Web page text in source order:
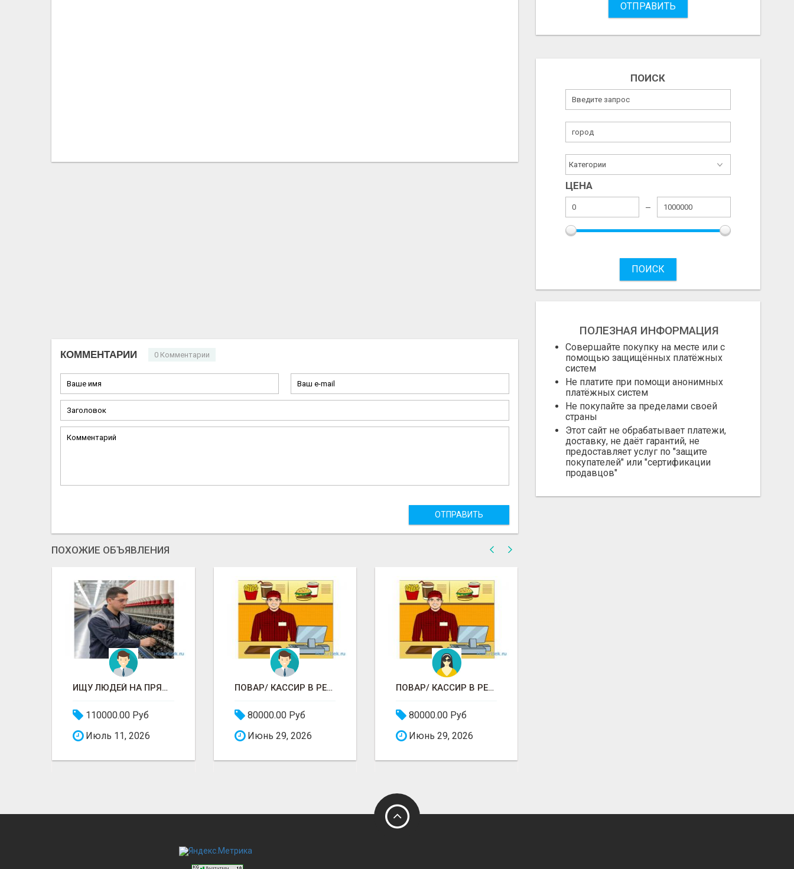
КОММЕНТАРИИ 0 Комментарии
ОТПРАВИТЬ
ПОХОЖИЕ ОБЪЯВЛЕНИЯ
ИЩУ ЛЮДЕЙ НА ПРЯДИЛЬНОЕ ПРОИЗВОДСТВО В ЖИЛИНО-2 (ЛЮБЕРЦЫ), ФАБРИКА «ПЕХОРСКИЙ ТЕКСТИЛЬ»
110000.00 Руб
Июль 11, 2026
ПОВАР/ КАССИР В РЕСТОРАНЕ РОСТИКС (КФС)
80000.00 Руб
Июнь 29, 2026
ПОВАР/ КАССИР В РЕСТОРАНЕ РОСТИКС (КФС)
80000.00 Руб
Июнь 29, 2026
ОТПРАВИТЬ
ПОИСК
ЦЕНА
ПОИСК
ПОЛЕЗНАЯ ИНФОРМАЦИЯ
Совершайте покупку на месте или с
помощью защищённых платёжных
систем
Не платите при помощи анонимных
платёжных систем
Не покупайте за пределами своей
страны
Этот сайт не обрабатывает платежи,
доставку, не даёт гарантий, не
предоставляет услуг по "защите
покупателей" или "сертификации
продавцов"